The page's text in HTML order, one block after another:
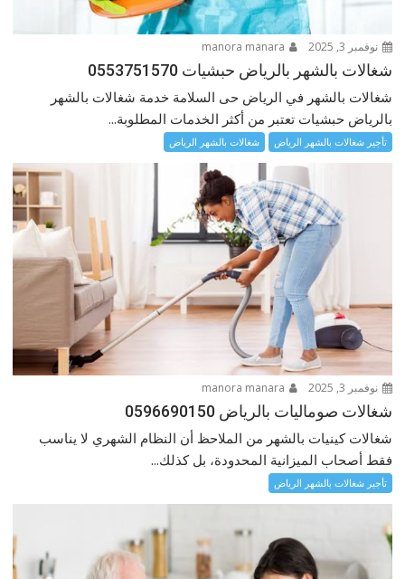
نوفمبر 3, 2025
شغالات بالشهر بالرياض حبشيات 0553751570
شغالات بالشهر في الرياض حى السلامة خدمة شغالات بالشهر
بالرياض حبشيات تعتبر من أكثر الخدمات المطلوبة...
تأجير شغالات بالشهر الرياض شغالات بالشهر الرياض
نوفمبر 3, 2025
شغالات صوماليات بالرياض 0596690150
شغالات كينيات بالشهر من الملاحظ أن النظام الشهري لا يناسب
فقط أصحاب الميزانية المحدودة، بل كذلك...
تأجير شغالات بالشهر الرياض